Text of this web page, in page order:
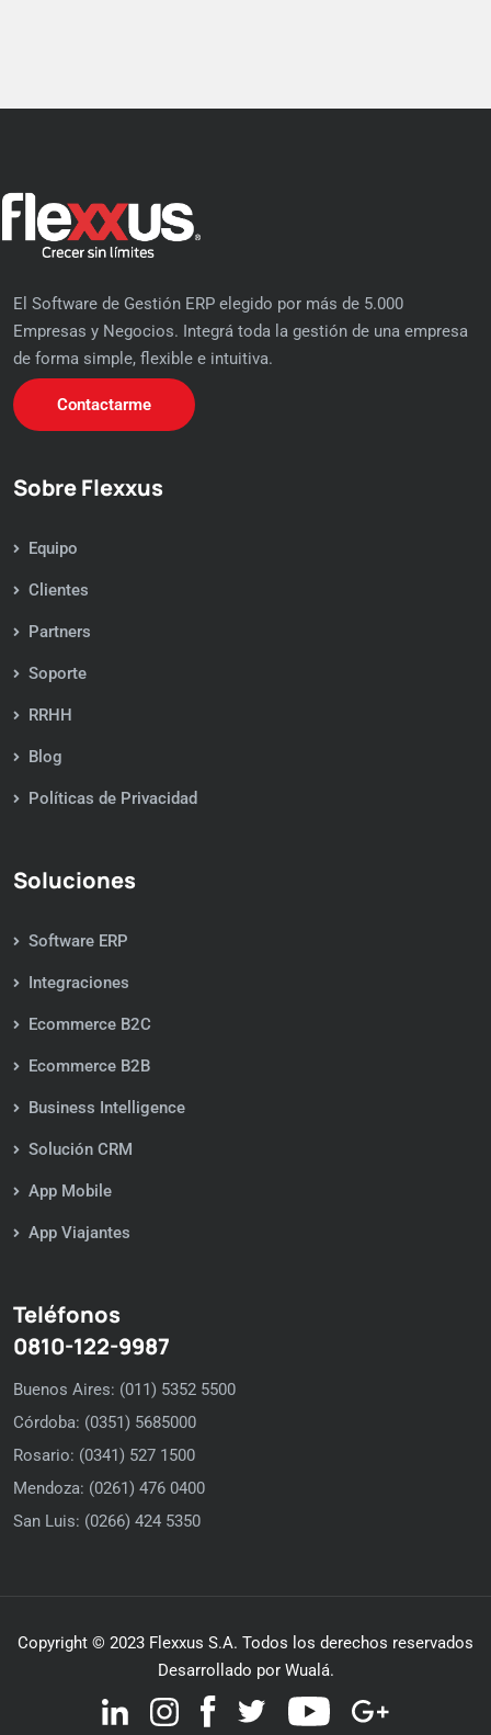
El Software de Gestión ERP elegido por más de 5.000
Empresas y Negocios. Integrá toda la gestión de una empresa
de forma simple, flexible e intuitiva.
Contactarme
Sobre Flexxus
Equipo
Clientes
Partners
Soporte
RRHH
Blog
Políticas de Privacidad
Soluciones
Software ERP
Integraciones
Ecommerce B2C
Ecommerce B2B
Business Intelligence
Solución CRM
App Mobile
App Viajantes
Teléfonos
0810-122-9987
Buenos Aires: (011) 5352 5500
Córdoba: (0351) 5685000
Rosario: (0341) 527 1500
Mendoza: (0261) 476 0400
San Luis: (0266) 424 5350
Copyright © 2023 Flexxus S.A. Todos los derechos reservados
Desarrollado por Wualá.